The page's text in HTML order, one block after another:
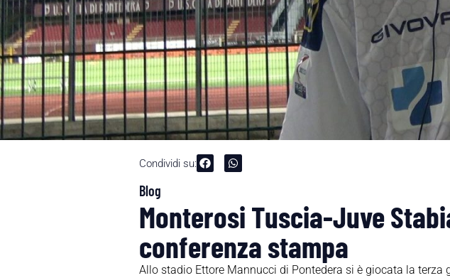
Condividi su:
Blog
Monterosi Tuscia-Juve
conferenza stampa
Allo stadio Ettore Mannucci di Pontedera si è giocata la